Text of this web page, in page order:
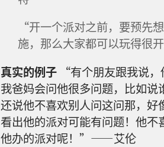
“开一个派对之前，要预先
施，那么大家都可以玩得
真实的例子 “有个朋友跟我说
我爸妈会问他很多问题，比如
还说他不喜欢别人问这问那，
看出他的派对可能有问题！他
他办的派对呢！”——艾伦